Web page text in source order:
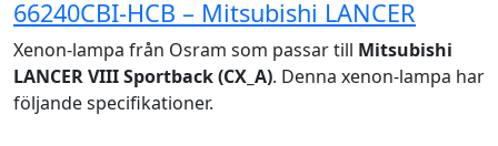
66240CBI-HCB – Mitsubishi LANCER
Xenon-lampa från Osram som passar till Mitsubishi
LANCER VIII Sportback (CX_A). Denna xenon-lampa har
följande specifikationer.